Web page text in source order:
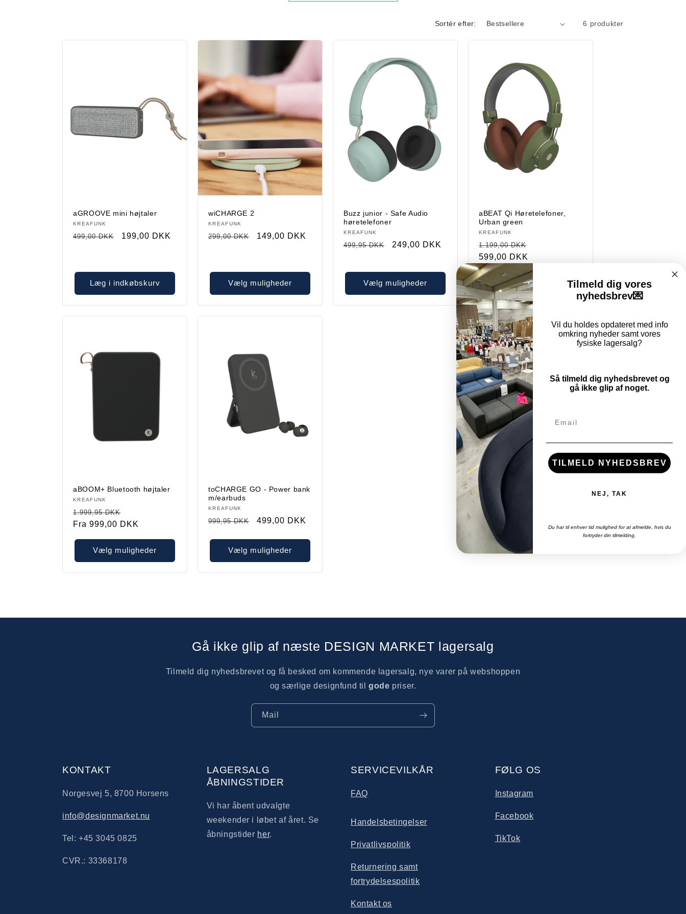
t
o
n
Sortér efter: 6 produkter
aGROOVE mini højtaler
Forhandler:
KREAFUNK
Normalpris
499,00 DKK Restparti
199,00 DKK
Læg i indkøbskurv
wiCHARGE 2
Forhandler:
KREAFUNK
Normalpris
299,00 DKK Restparti
149,00 DKK
Vælg muligheder
Buzz junior - Safe Audio
høretelefoner
Forhandler:
KREAFUNK
Normalpris
499,95 DKK Restparti
249,00 DKK
Vælg muligheder
aBEAT Qi Høretelefoner,
Urban green
Forhandler:
KREAFUNK
Normalpris
1.199,00 DKK
599,00 DKK
Læg i indkøbskurv
aBOOM+ Bluetooth højtaler
Forhandler:
KREAFUNK
Normalpris
1.999,95 DKK
Fra 999,00 DKK
Vælg muligheder
toCHARGE GO - Power bank
m/earbuds
Forhandler:
KREAFUNK
Normalpris
999,95 DKK Restparti
499,00 DKK
Vælg muligheder
Gå ikke glip af næste DESIGN MARKET lagersalg
Tilmeld dig nyhedsbrevet og få besked om kommende lagersalg, nye varer på webshoppen
og særlige designfund tilgode priser.
Mail
KONTAKT
Norgesvej 5, 8700 Horsens
info@designmarket.nu
Tel: +45 3045 0825
CVR.: 33368178
LAGERSALG
ÅBNINGSTIDER
Vi har åbent udvalgte
weekender i løbet af året. Se
åbningstider her.
SERVICEVILKÅR
FAQ
Handelsbetingelser
Privatlivspolitik
Returnering samt
fortrydelsespolitik
Kontakt os
FØLG OS
Instagram
Facebook
TikTok
Tilmeld dig vores
nyhedsbrev💌
Vil du holdes opdateret med info
omkring nyheder samt vores
fysiske lagersalg?
Så tilmeld dig nyhedsbrevet og
gå ikke glip af noget.
TILMELD NYHEDSBREV
NEJ, TAK
Du har til enhver tid mulighed for at afmelde, hvis du
fortryder din tilmelding.